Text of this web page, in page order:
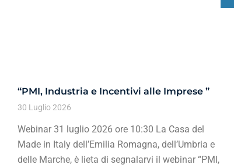
“PMI, Industria e Incentivi alle Imprese ”
30 Luglio 2026
Webinar 31 luglio 2026 ore 10:30 La Casa del
Made in Italy dell’Emilia Romagna, dell’Umbria e
delle Marche, è lieta di segnalarvi il webinar “PMI,